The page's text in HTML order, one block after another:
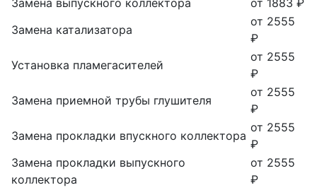
Замена катализатора
от 2555
₽
Установка пламегасителей
от 2555
₽
Замена приемной трубы глушителя
от 2555
₽
Замена прокладки впускного коллектора
от 2555
₽
Замена прокладки выпускного
коллектора
от 2555
₽